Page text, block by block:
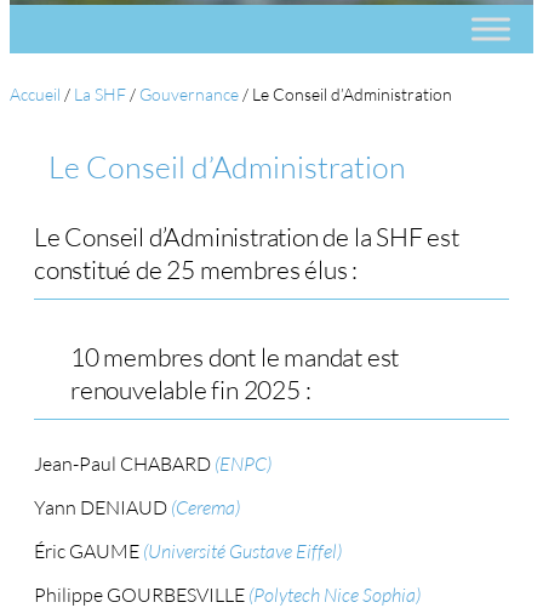
Accueil / La SHF / Gouvernance / Le Conseil d’Administration
Le Conseil d’Administration
Le Conseil d’Administration de la SHF est
constitué de 25 membres élus :
10 membres dont le mandat est
renouvelable fin 2025 :
Jean-Paul CHABARD (ENPC)
Yann DENIAUD (Cerema)
Éric GAUME (Université Gustave Eiffel)
Philippe GOURBESVILLE (Polytech Nice Sophia)